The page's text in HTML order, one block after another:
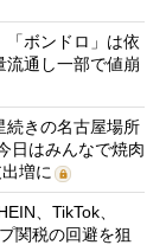
ボンドロ」は依
流通し一部で値崩
続きの名古屋場所
日はみんなで焼肉
増に
、TikTok、
関税の回避を狙